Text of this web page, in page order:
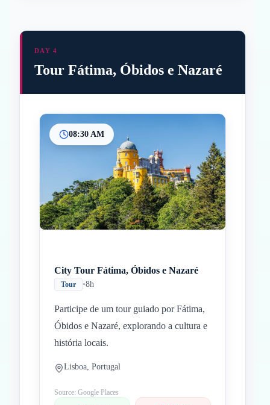
InicioParadas intermedias
Final
DAY 4
Tour Fátima, Óbidos e Nazaré
08:30 AM
City Tour Fátima, Óbidos e Nazaré
Tour •8h
Participe de um tour guiado por Fátima,
Óbidos e Nazaré, explorando a cultura e
história locais.
Lisboa, Portugal
Source: Google Places